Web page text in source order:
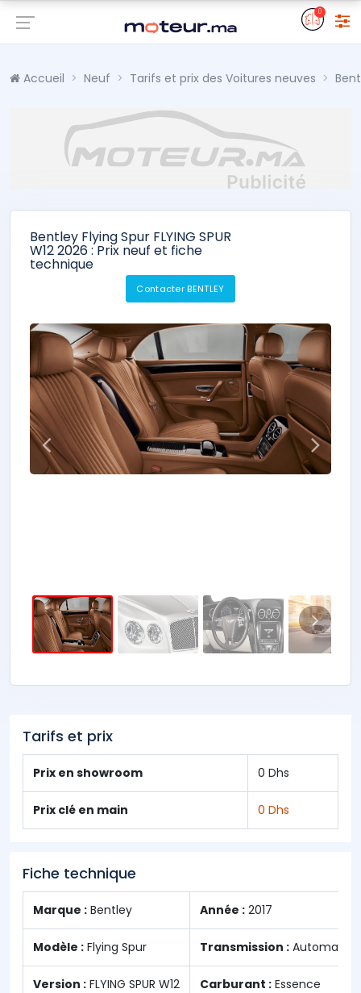
0
Accueil Neuf Tarifs et prix des Voitures neuves
Bentley Flying Spur FLYING SPUR
W12 2026 : Prix neuf et fiche
technique
Contacter BENTLEY
Tarifs et prix
Prix en showroom 0 Dhs
Prix clé en main 0 Dhs
Fiche technique
Marque : Bentley Année : 2017
Modèle : Flying Spur Transmission :
Version : FLYING SPUR W12 Carburant : Essence